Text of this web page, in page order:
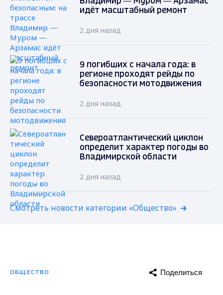
идёт масштабный ремонт
2 дня назад
9 погибших с начала года: в
регионе проходят рейды по
безопасности мотодвижения
2 дня назад
Североатлантический циклон
определит характер погоды во
Владимирской области
2 дня назад
Смотреть новости категории «Общество»
ОБЩЕСТВО Поделиться